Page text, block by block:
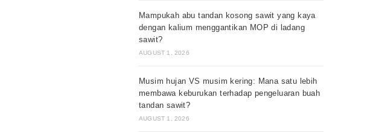
Mampukah abu tandan kosong sawit yang kaya
dengan kalium menggantikan MOP di ladang
sawit?
AUGUST 1, 2026
Musim hujan VS musim kering: Mana satu lebih
membawa keburukan terhadap pengeluaran buah
tandan sawit?
AUGUST 1, 2026